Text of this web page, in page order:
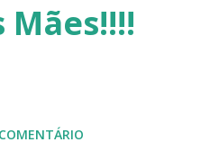
o Linux
8 e a sua baixa taxa de
juntos novamente.
Mães!!!!